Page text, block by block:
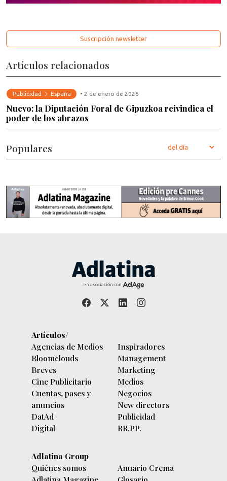
Suscripción newsletter
Artículos relacionados
Publicidad España • 2 de enero de 2026
Nuevo: la Diputación Foral de Gipuzkoa reivindica el
poder de los abrazos
Populares
en asociación con
Artículos/
Agencias de Medios
Bloomclouds
Breves
Cine Publicitario
Cuentas, pases y
anuncios
DatAd
Digital
Inspiradores
Management
Marketing
Medios
Negocios
New directors
Publicidad
RR.PP.
Adlatina Group
Quiénes somos
Anuario Crema